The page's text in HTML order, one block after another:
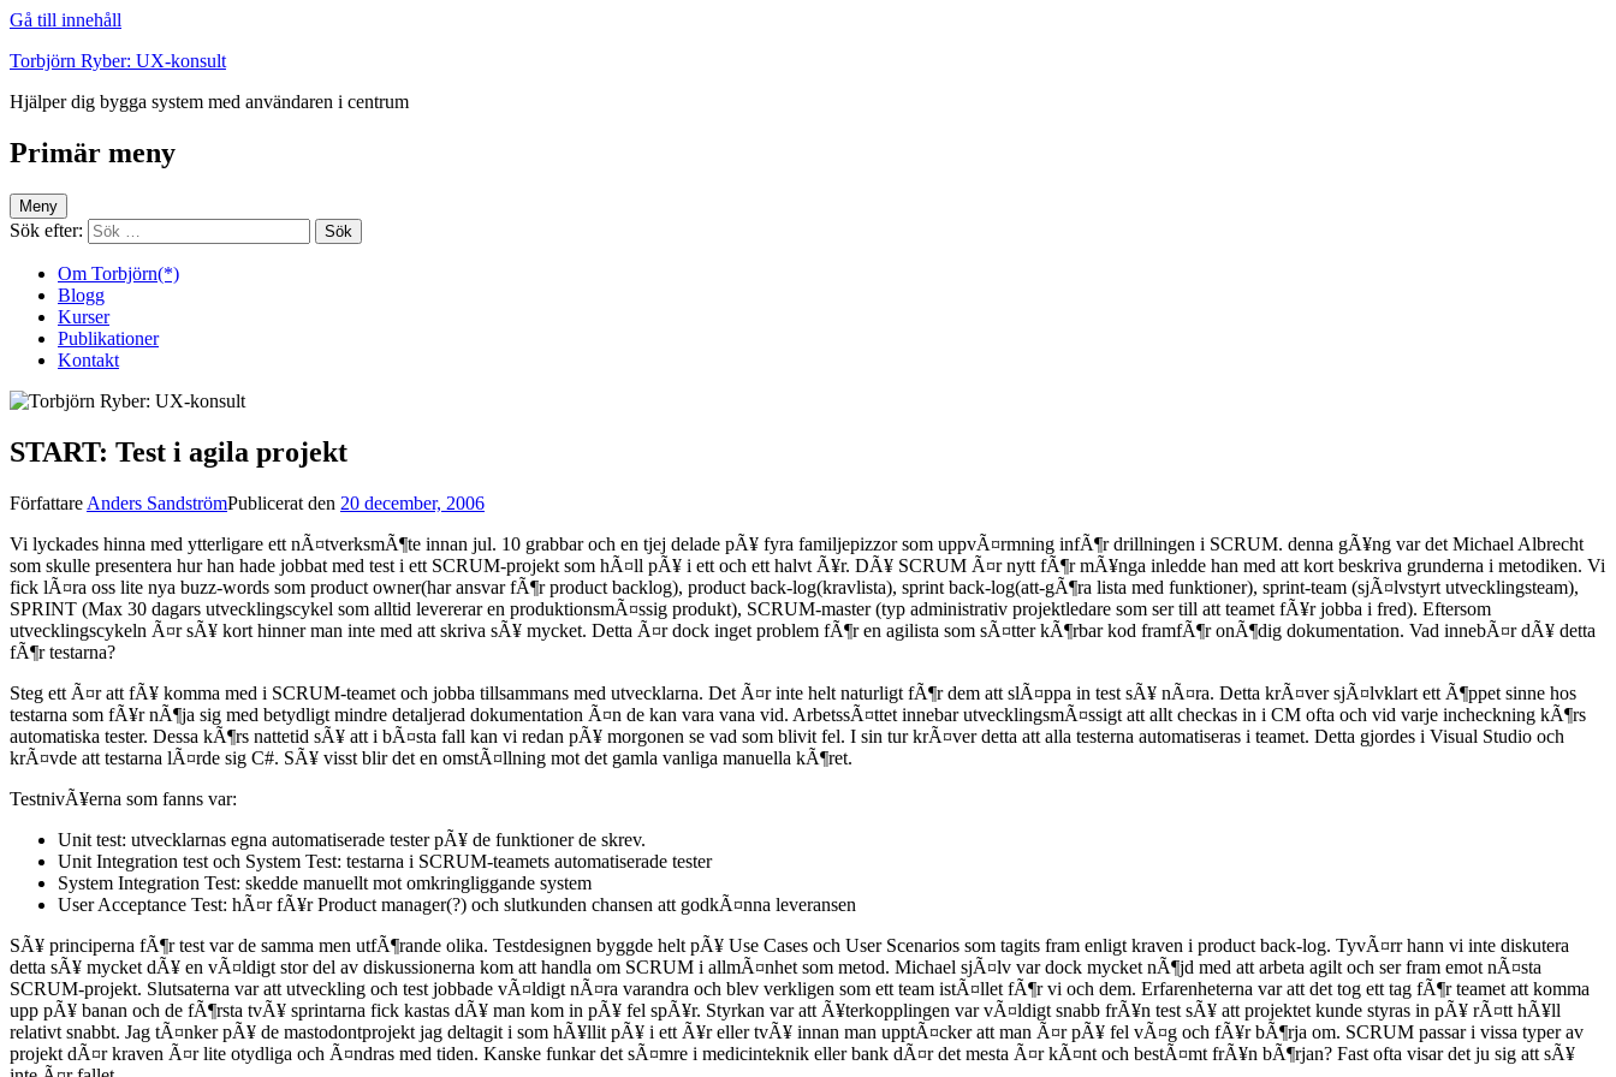
Gå till innehåll
Torbjörn Ryber: UX-konsult
Hjälper dig bygga system med användaren i centrum
Primär meny
Meny
Sök efter:
Om Torbjörn(*)
Blogg
Kurser
Publikationer
Kontakt
START: Test i agila projekt
Författare Anders SandströmPublicerat den 20 december, 2006
Vi lyckades hinna med ytterligare ett nÃ¤tverksmÃ¶te innan jul. 10 grabbar och en tjej delade pÃ¥ fyra familjepizzor som uppvÃ¤rmning infÃ¶r drillningen i SCRUM. denna gÃ¥ng var det Michael Albrecht
som skulle presentera hur han hade jobbat med test i ett SCRUM-projekt som hÃ¤ll pÃ¥ i ett och ett halvt Ã¥r. DÃ¥ SCRUM Ã¤r nytt fÃ¶r mÃ¥nga inledde han med att kort beskriva grunderna i metodiken. Vi
fick lÃ¤ra oss lite nya buzz-words som product owner(har ansvar fÃ¶r product backlog), product back-log(kravlista), sprint back-log(att-gÃ¶ra lista med funktioner), sprint-team (sjÃ¤lvstyrt utvecklingsteam),
SPRINT (Max 30 dagars utvecklingscykel som alltid levererar en produktionsmÃ¤ssig produkt), SCRUM-master (typ administrativ projektledare som ser till att teamet fÃ¥r jobba i fred). Eftersom
utvecklingscykeln Ã¤r sÃ¥ kort hinner man inte med att skriva sÃ¥ mycket. Detta Ã¤r dock inget problem fÃ¶r en agilista som sÃ¤tter kÃ¶rbar kod framfÃ¶r onÃ¶dig dokumentation. Vad innebÃ¤r dÃ¥ detta
fÃ¶r testarna?
Steg ett Ã¤r att fÃ¥ komma med i SCRUM-teamet och jobba tillsammans med utvecklarna. Det Ã¤r inte helt naturligt fÃ¶r dem att slÃ¤ppa in test sÃ¥ nÃ¤ra. Detta krÃ¤ver sjÃ¤lvklart ett Ã¶ppet sinne hos
testarna som fÃ¥r nÃ¶ja sig med betydligt mindre detaljerad dokumentation Ã¤n de kan vara vana vid. ArbetssÃ¤ttet innebar utvecklingsmÃ¤ssigt att allt checkas in i CM ofta och vid varje incheckning kÃ¶rs
automatiska tester. Dessa kÃ¶rs nattetid sÃ¥ att i bÃ¤sta fall kan vi redan pÃ¥ morgonen se vad som blivit fel. I sin tur krÃ¤ver detta att alla testerna automatiseras i teamet. Detta gjordes i Visual Studio och
krÃ¤vde att testarna lÃ¤rde sig C#. SÃ¥ visst blir det en omstÃ¤llning mot det gamla vanliga manuella kÃ¶ret.
TestnivÃ¥erna som fanns var:
Unit test: utvecklarnas egna automatiserade tester pÃ¥ de funktioner de skrev.
Unit Integration test och System Test: testarna i SCRUM-teamets automatiserade tester
System Integration Test: skedde manuellt mot omkringliggande system
User Acceptance Test: hÃ¤r fÃ¥r Product manager(?) och slutkunden chansen att godkÃ¤nna leveransen
SÃ¥ principerna fÃ¶r test var de samma men utfÃ¶rande olika. Testdesignen byggde helt pÃ¥ Use Cases och User Scenarios som tagits fram enligt kraven i product back-log. TyvÃ¤rr hann vi inte diskutera
detta sÃ¥ mycket dÃ¥ en vÃ¤ldigt stor del av diskussionerna kom att handla om SCRUM i allmÃ¤nhet som metod. Michael sjÃ¤lv var dock mycket nÃ¶jd med att arbeta agilt och ser fram emot nÃ¤sta
SCRUM-projekt. Slutsaterna var att utveckling och test jobbade vÃ¤ldigt nÃ¤ra varandra och blev verkligen som ett team istÃ¤llet fÃ¶r vi och dem. Erfarenheterna var att det tog ett tag fÃ¶r teamet att komma
upp pÃ¥ banan och de fÃ¶rsta tvÃ¥ sprintarna fick kastas dÃ¥ man kom in pÃ¥ fel spÃ¥r. Styrkan var att Ã¥terkopplingen var vÃ¤ldigt snabb frÃ¥n test sÃ¥ att projektet kunde styras in pÃ¥ rÃ¤tt hÃ¥ll
relativt snabbt. Jag tÃ¤nker pÃ¥ de mastodontprojekt jag deltagit i som hÃ¥llit pÃ¥ i ett Ã¥r eller tvÃ¥ innan man upptÃ¤cker att man Ã¤r pÃ¥ fel vÃ¤g och fÃ¥r bÃ¶rja om. SCRUM passar i vissa typer av
projekt dÃ¤r kraven Ã¤r lite otydliga och Ã¤ndras med tiden. Kanske funkar det sÃ¤mre i medicinteknik eller bank dÃ¤r det mesta Ã¤r kÃ¤nt och bestÃ¤mt frÃ¥n bÃ¶rjan? Fast ofta visar det ju sig att sÃ¥